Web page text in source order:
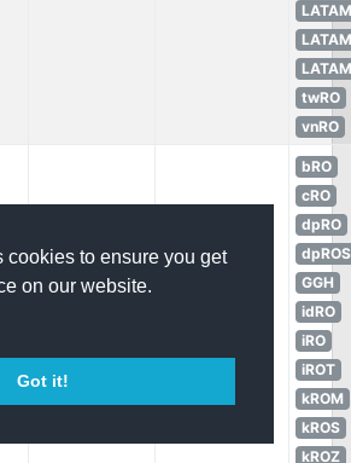
cookies to ensure you get
on our website.
Got it!
LATAM
LATAM
LATAM
twRO
vnRO
bRO
cRO
dpRO
dpROS
GGH
idRO
iRO
iROT
kROM
kROS
kROZ